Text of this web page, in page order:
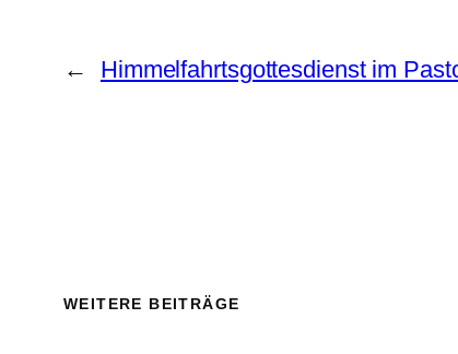
← Himmelfahrtsgottesdienst im
WEITERE BEITRÄGE